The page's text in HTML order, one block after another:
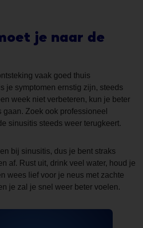
je naar de
vaak goed thuis
je symptomen ernstig zijn, steeds
week niet verbeteren, kun je beter
Zoek ook professioneel
sinusitis steeds weer terugkeert.
bij sinusitis, dus je bent straks
af. Rust uit, drink veel water, houd je
wees lief voor je neus met zachte
je zal je snel weer beter voelen.